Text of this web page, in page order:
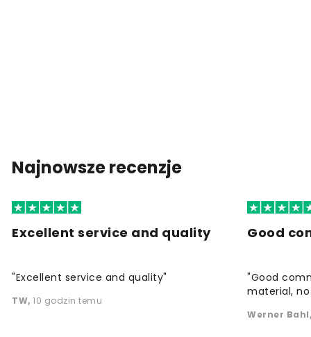
Najnowsze recenzje
Excellent service and quality
"Excellent service and quality"
TW, 10 godzin temu
Good
"Good
material,
Werner Bahl